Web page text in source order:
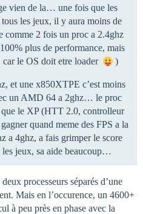
vien de la… une fois que les
les jeux, il y aura moins de
comme 2 fois un proc a 2.4ghz
plus de performance, mais
car le OS doit etre loader
)
et une x850XTPE c’est moins
un AMD 64 a 2ghz… le proc
que le XP (HTT 2.0, controlleur
quand meme des FPS a la
a 4ghz, a fais grimper le score
les jeux, sa aide beaucoup…
processeurs séparés d’une
Mais en l’occurence, un 4600+
à peu près en phase avec la